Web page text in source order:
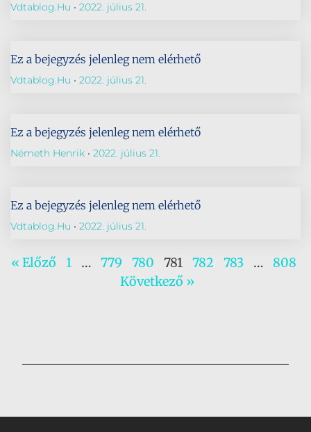
Vdtablog.hu 2022. július 21.
Ez a bejegyzés jelenleg nem elérhető
Vdtablog.hu 2022. július 21.
Ez a bejegyzés jelenleg nem elérhető
Németh Henrik 2022. július 21.
Ez a bejegyzés jelenleg nem elérhető
Vdtablog.hu 2022. július 21.
« Előző 1 … 779 780 781 782 783 …
808
Következő »